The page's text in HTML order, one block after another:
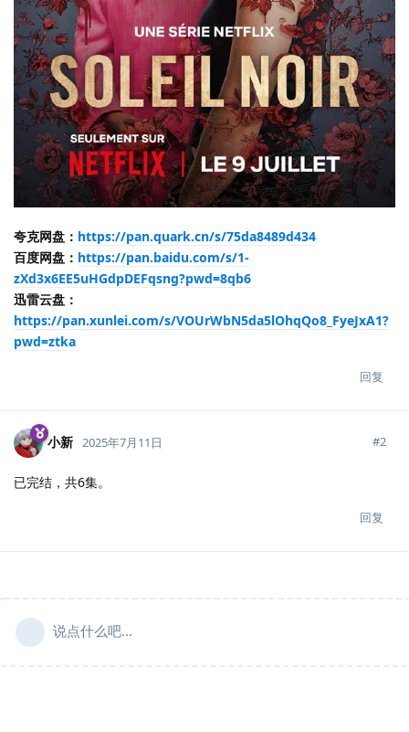
夸克网盘： https://pan.quark.cn/s/75da8489d434
百度网盘： https://pan.baidu.com/s/1-
zXd3x6EE5uHGdpDEFqsng?pwd=8qb6
迅雷云盘：
https://pan.xunlei.com/s/VOUrWbN5da5lOhqQo8_FyeJxA1?
pwd=ztka
回复
小新 2025年7月11日 #2
已完结，共6集。
回复
说点什么吧...